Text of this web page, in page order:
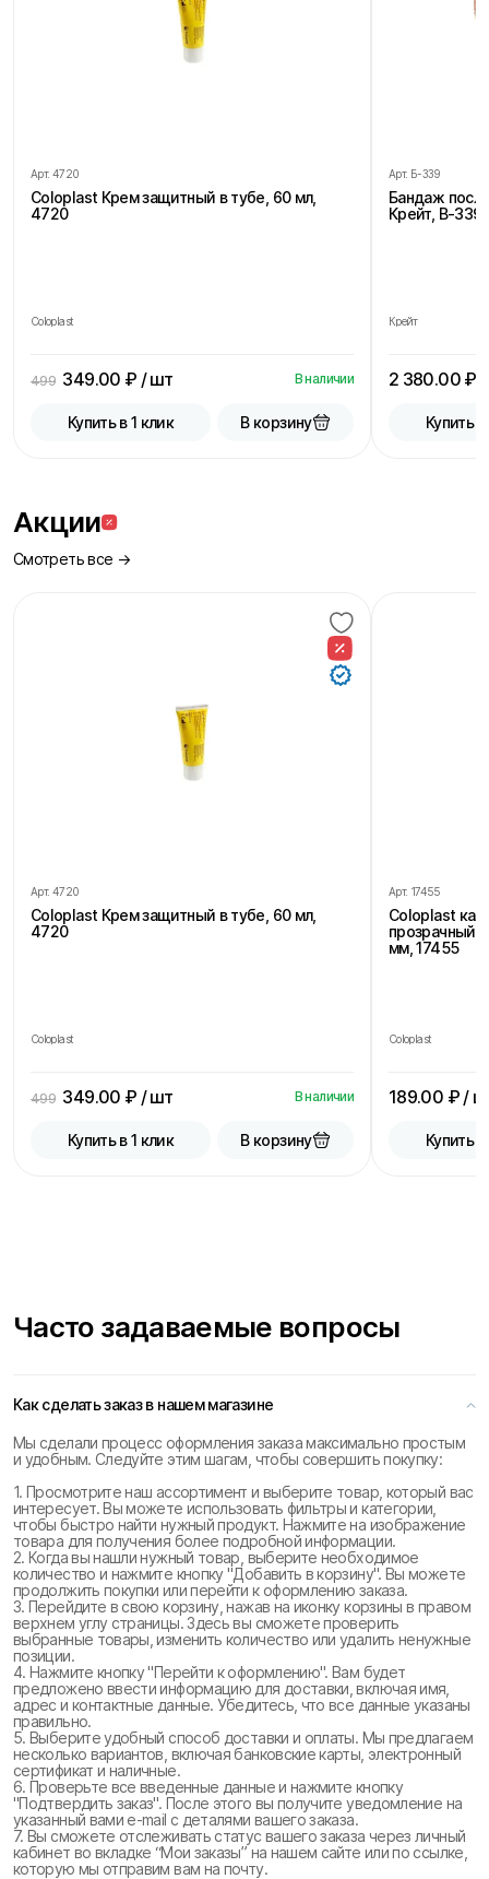
Арт. 4720
Coloplast Крем защитный в тубе, 60 мл,
4720
Coloplast
499 349.00 ₽ / шт В наличии
Купить в 1 клик В корзину
Арт. Б-339
Бандаж
Крейт, В-
Крейт
2 380.00₽ /
Купить в
Акции
Смотреть все →
Арт. 4720
Coloplast Крем защитный в тубе, 60 мл,
4720
Coloplast
499 349.00 ₽ / шт В наличии
Купить в 1 клик В корзину
Арт. 17455
Coloplast
прозрачный,
мм, 17455
Coloplast
189.00 ₽ /
Купить в
Часто задаваемые вопросы
Как сделать заказ в нашем магазине
Мы сделали процесс оформления заказа максимально простым
и удобным. Следуйте этим шагам, чтобы совершить покупку:
1. Просмотрите наш ассортимент и выберите товар, который вас
интересует. Вы можете использовать фильтры и категории,
чтобы быстро найти нужный продукт. Нажмите на изображение
товара для получения более подробной информации.
2. Когда вы нашли нужный товар, выберите необходимое
количество и нажмите кнопку "Добавить в корзину". Вы можете
продолжить покупки или перейти к оформлению заказа.
3. Перейдите в свою корзину, нажав на иконку корзины в правом
верхнем углу страницы. Здесь вы сможете проверить
выбранные товары, изменить количество или удалить ненужные
позиции.
4. Нажмите кнопку "Перейти к оформлению". Вам будет
предложено ввести информацию для доставки, включая имя,
адрес и контактные данные. Убедитесь, что все данные указаны
правильно.
5. Выберите удобный способ доставки и оплаты. Мы предлагаем
несколько вариантов, включая банковские карты, электронный
сертификат и наличные.
6. Проверьте все введенные данные и нажмите кнопку
"Подтвердить заказ". После этого вы получите уведомление на
указанный вами e-mail с деталями вашего заказа.
7. Вы сможете отслеживать статус вашего заказа через личный
кабинет во вкладке “Мои заказы” на нашем сайте или по ссылке,
которую мы отправим вам на почту.